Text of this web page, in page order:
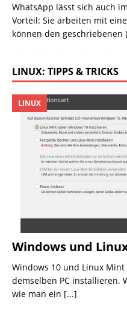
WhatsApp lässt sich auch
Vorteil: Sie arbeiten mit
können den geschriebenen
LINUX: TIPPS & TRICKS
Windows und
LINUX
Windows 10 und Linux
demselben PC installieren.
wie man ein [...]